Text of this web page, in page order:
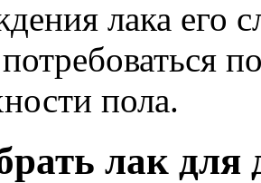
лака его
пола.
лак для